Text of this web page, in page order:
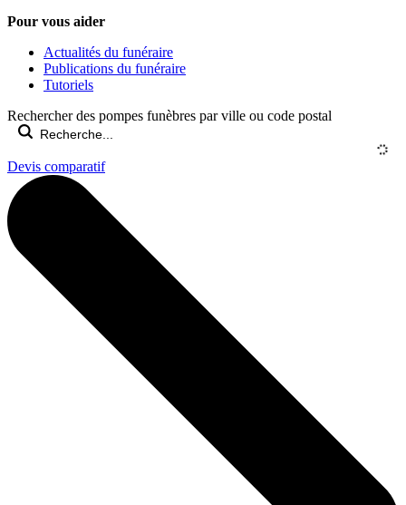
Pour vous aider
Actualités du funéraire
Publications du funéraire
Tutoriels
Rechercher des pompes funèbres par ville ou code postal
Devis comparatif